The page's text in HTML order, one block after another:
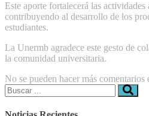
Este aporte fortalecerá las
contribuyendo al desarrollo de los
estudiantes.
La Unermb agradece este gesto de
la comunidad universitaria.
No se pueden hacer más comentarios
Buscar: